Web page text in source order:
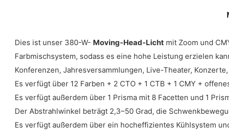
Dies ist unser 380-W- Moving-Head-Licht mit Zoom und
Farbmischsystem, sodass es eine hohe Leistung erzielen
Konferenzen, Jahresversammlungen, Live-Theater,
Es verfügt über 12 Farben + 2 CTO + 1 CTB + 1 CMY +
Es verfügt außerdem über 1 Prisma mit 8 Facetten und 1
Der Abstrahlwinkel beträgt 2,3–50 Grad, die
Es verfügt außerdem über ein hocheffizientes Kühlsystem